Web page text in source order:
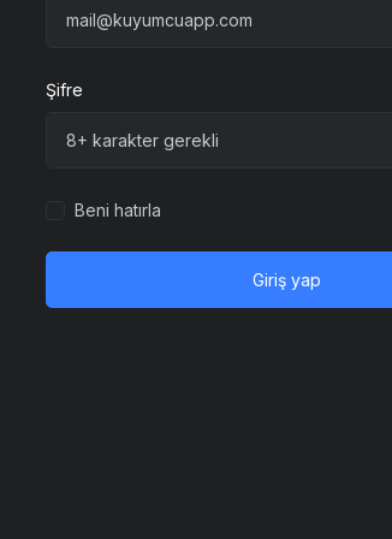
Şifre
Beni hatırla
Giriş yap